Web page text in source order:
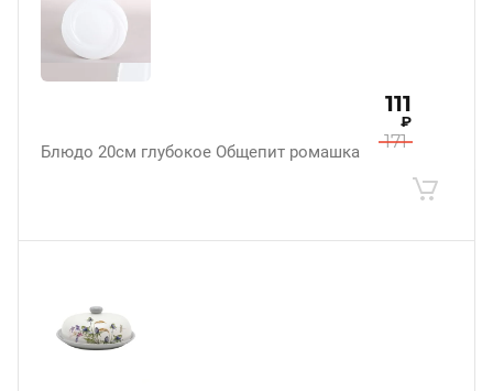
Блюдо 20см глубокое Общепит ромашка 171
111
₽